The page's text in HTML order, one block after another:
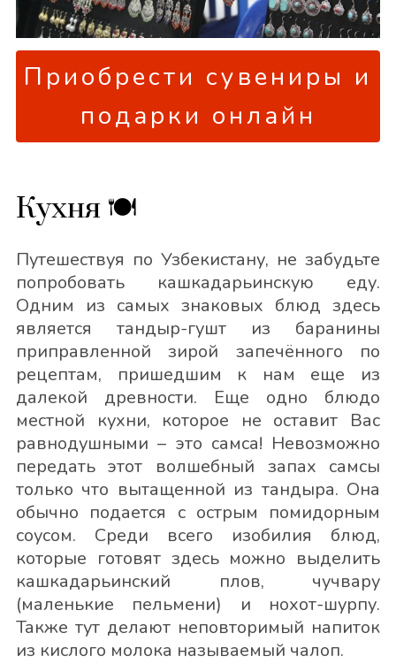
Приобрести сувениры и
подарки онлайн
Кухня 🍽
Путешествуя по Узбекистану, не забудьте
попробовать кашкадарьинскую еду.
Одним из самых знаковых блюд здесь
является тандыр-гушт из баранины
приправленной зирой запечённого по
рецептам, пришедшим к нам еще из
далекой древности. Еще одно блюдо
местной кухни, которое не оставит Вас
равнодушными – это самса! Невозможно
передать этот волшебный запах самсы
только что вытащенной из тандыра. Она
обычно подается с острым помидорным
соусом. Среди всего изобилия блюд,
которые готовят здесь можно выделить
кашкадарьинский плов, чучвару
(маленькие пельмени) и нохот-шурпу.
Также тут делают неповторимый напиток
из кислого молока называемый чалоп.